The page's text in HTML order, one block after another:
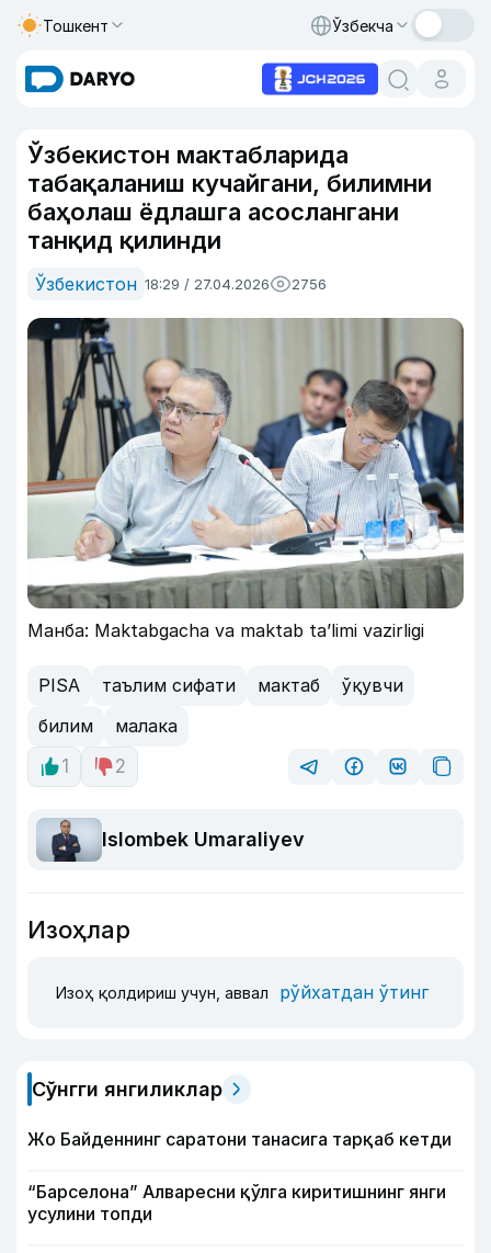
Тошкент Ўзбекча
Ўзбекистон мактабларида
табақаланиш кучайгани, билимни
баҳолаш ёдлашга асослангани
танқид қилинди
Ўзбекистон 18:29 / 27.04.2026 2756
Манба: Maktabgacha va maktab taʼlimi vazirligi
PISA таълим сифати мактаб
ўқувчи
билим
малака
1
2
Islombek Umaraliyev
Изоҳлар
Изоҳ қолдириш учун, аввал рўйхатдан ўтинг
Сўнгги янгиликлар
Жо Байденнинг саратони танасига тарқаб кетди
“Барселона” Алваресни қўлга киритишнинг янги
усулини топди